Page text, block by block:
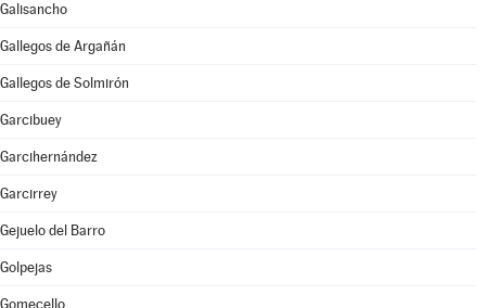
Galisancho
Gallegos de Argañán
Gallegos de Solmirón
Garcibuey
Garcihernández
Garcirrey
Gejuelo del Barro
Golpejas
Gomecello